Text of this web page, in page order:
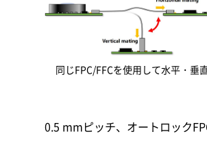
同じFPC/FFCを使用して水平・垂
0.5 mmピッチ、オートロック